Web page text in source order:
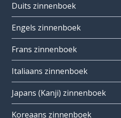
Duits zinnenboek
Engels zinnenboek
Frans zinnenboek
Italiaans zinnenboek
Japans (Kanji) zinnenboek
Koreaans zinnenboek